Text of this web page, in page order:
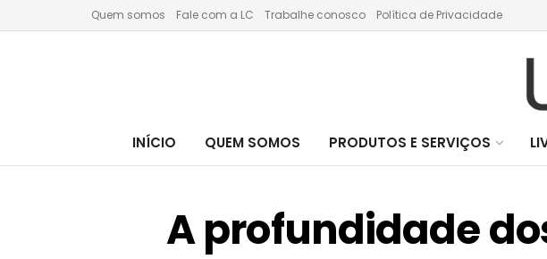
Quem somos Fale com a LC Trabalhe conosco Política de Privacidade
INÍCIO QUEM SOMOS PRODUTOS E SERVIÇOS
A profundidade